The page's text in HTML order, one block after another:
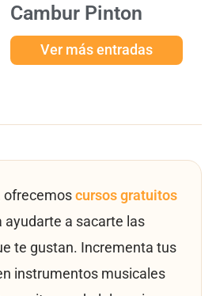
Cambur Pinton
Ver más entradas
ofrecemoscursos gratuitos
ayudarte a sacarte las
te gustan. Incrementa tus
instrumentos musicales